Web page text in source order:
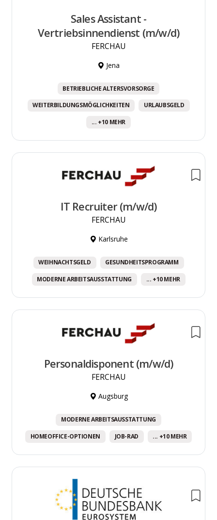
Sales Assistant -
Vertriebsinnendienst (m/w/d)
FERCHAU
Jena
BETRIEBLICHE ALTERSVORSORGE
WEITERBILDUNGSMÖGLICHKEITEN URLAUBSGELD
... +10 MEHR
IT Recruiter (m/w/d)
FERCHAU
Karlsruhe
WEIHNACHTSGELD GESUNDHEITSPROGRAMM
MODERNE ARBEITSAUSSTATTUNG ... +10 MEHR
Personaldisponent (m/w/d)
FERCHAU
Augsburg
MODERNE ARBEITSAUSSTATTUNG
HOMEOFFICE-OPTIONEN JOB-RAD ... +10 MEHR